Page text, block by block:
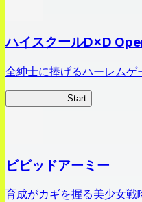
ハイスクールD×D
全紳士に捧げるハーレムゲ
Start
ビビッドアーミー
育成がカギを握る美少女戦